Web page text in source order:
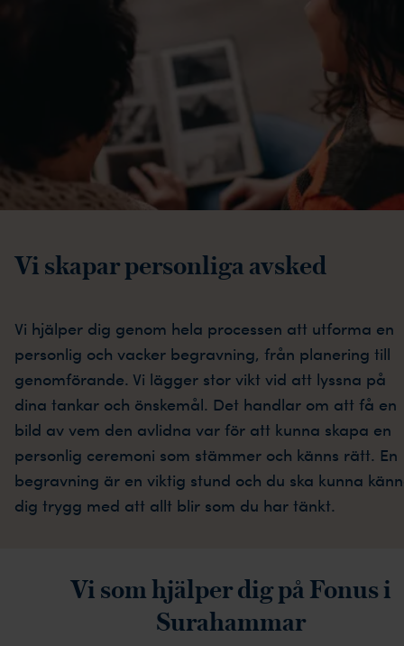
Vi skapar personliga avsked
Vi hjälper dig genom hela processen att utforma en
personlig och vacker begravning, från planering till
genomförande. Vi lägger stor vikt vid att lyssna på
dina tankar och önskemål. Det handlar om att få en
bild av vem den avlidna var för att kunna skapa en
personlig ceremoni som stämmer och känns rätt. En
begravning är en viktig stund och du ska kunna
dig trygg med att allt blir som du har tänkt.
Vi som hjälper dig på Fonus i
Surahammar